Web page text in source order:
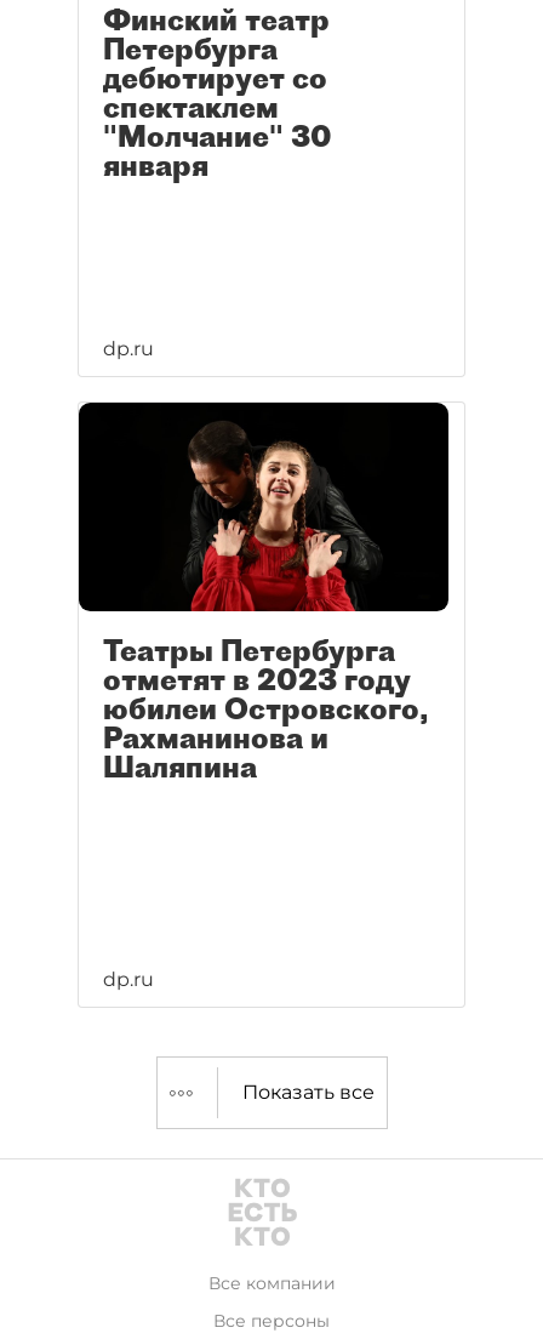
Финский театр
Петербурга
дебютирует со
спектаклем
"Молчание" 30
января
dp.ru
Театры Петербурга
отметят в 2023 году
юбилеи Островского,
Рахманинова и
Шаляпина
dp.ru
Показать все
Все компании
Все персоны